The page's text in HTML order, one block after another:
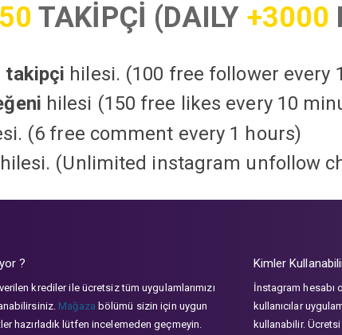
TAKİPÇİ (DAILY +3000
takipçi hilesi. (100 free follower every
hilesi (150 free likes every 10
(6 free comment every 1 hours)
hilesi. (Unlimited instagram unfollow
?
krediler ile ücretsiz tüm uygulamlarımızı
Mağaza bölümü sizin için uygun
hazırladık lütfen incelemeden geçmeyin.
Kimler
İnstagram hesabı
kullanıcılar
kullanabilir.